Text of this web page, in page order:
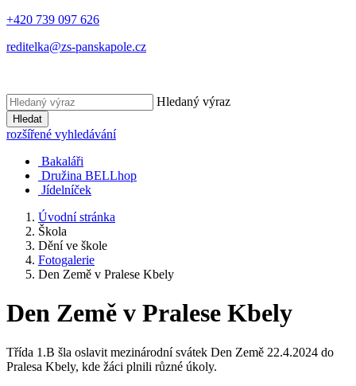
+420 739 097 626
reditelka@zs-panskapole.cz
Hledaný výraz
Hledat
rozšířené vyhledávání
Bakaláři
Družina BELLhop
Jídelníček
Úvodní stránka
Škola
Dění ve škole
Fotogalerie
Den Země v Pralese Kbely
Den Země v Pralese Kbely
Třída 1.B šla oslavit mezinárodní svátek Den Země 22.4.2024 do
Pralesa Kbely, kde žáci plnili různé úkoly.